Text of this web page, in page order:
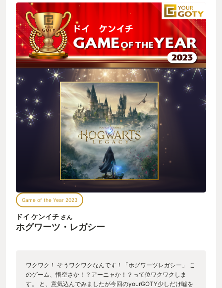
取りみたいなゲームで、なんだかんだで 100 時間近くやり込ん
でしまった。 正直そんなプレイ時間になるほど遊ぶゲームだと
は思ってなかった。映画からのゲーム化なんてどうせ大したこ
とないのではと侮っていたが、充分にボリュームあり、満足感
ありのゲームだった。
Game of the Year 2023
ドイ ケンイチ さん
ホグワーツ・レガシー
ワクワク！ そうワクワクなんです！「ホグワーツレガシー」 こ
のゲーム、悟空さか！？アーニャか！？って位ワクワクしま
す。 と、意気込んでみましたが今回のyourGOTY少しだけ嘘を